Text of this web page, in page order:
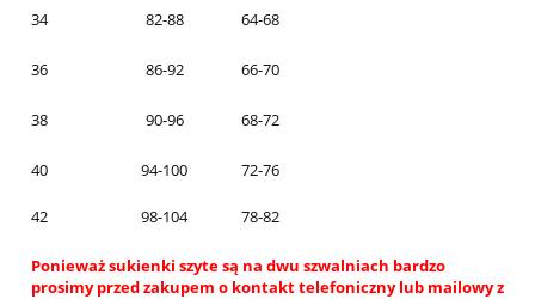
34 82-88 64-68
36 86-92 66-70
38 90-96 68-72
40 94-100 72-76
42 98-104 78-82
Ponieważ sukienki szyte są na dwu szwalniach bardzo
prosimy przed zakupem o kontakt telefoniczny lub mailowy z